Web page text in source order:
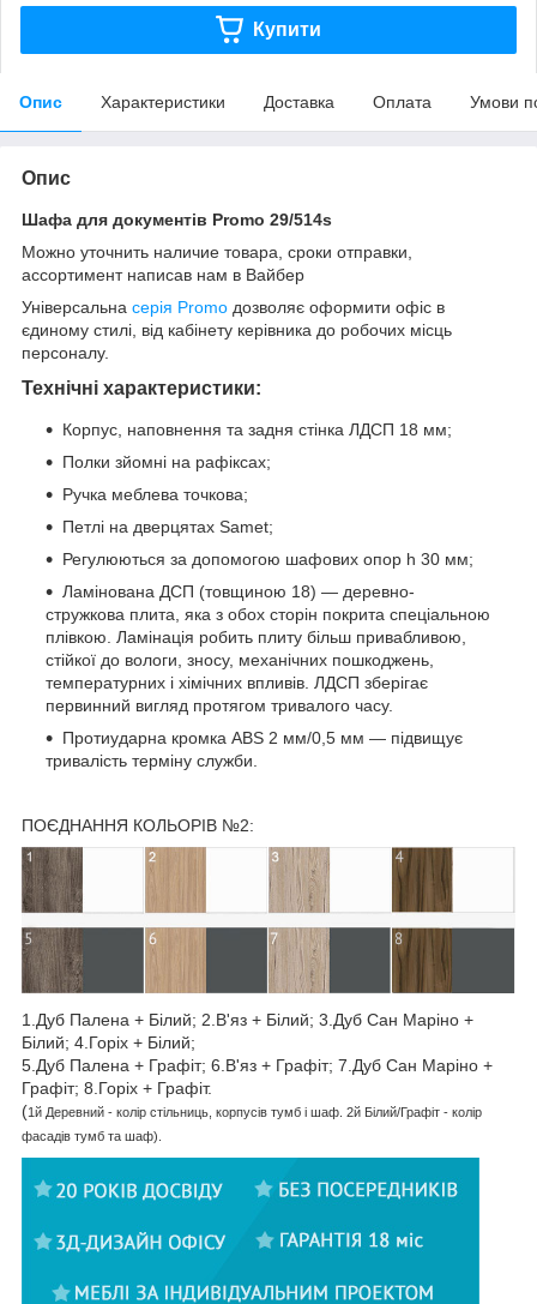
Купити
Опис Характеристики Доставка Оплата Умови
Опис
Шафа для документів Promo 29/514s
Можно уточнить наличие товара, сроки отправки,
ассортимент написав нам в Вайбер
Універсальна серія Promo дозволяє оформити офіс в
єдиному стилі, від кабінету керівника до робочих місць
персоналу.
Технічні характеристики:
Корпус, наповнення та задня стінка ЛДСП 18 мм;
Полки зйомні на рафіксах;
Ручка меблева точкова;
Петлі на дверцятах Samet;
Регулюються за допомогою шафових опор h 30 мм;
Ламінована ДСП (товщиною 18) — деревно-
стружкова плита, яка з обох сторін покрита спеціальною
плівкою. Ламінація робить плиту більш привабливою,
стійкої до вологи, зносу, механічних пошкоджень,
температурних і хімічних впливів. ЛДСП зберігає
первинний вигляд протягом тривалого часу.
Протиударна кромка ABS 2 мм/0,5 мм — підвищує
тривалість терміну служби.
ПОЄДНАННЯ КОЛЬОРІВ №2:
1.Дуб Палена + Білий; 2.В'яз + Білий; 3.Дуб Сан Маріно +
Білий; 4.Горіх + Білий;
5.Дуб Палена + Графіт; 6.В'яз + Графіт; 7.Дуб Сан Маріно +
Графіт; 8.Горіх + Графіт.
(1й Деревний - колір стільниць, корпусів тумб і шаф. 2й Білий/Графіт - колір
фасадів тумб та шаф).